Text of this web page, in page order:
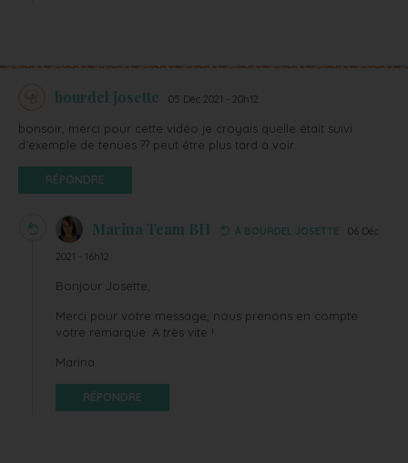
bourdel josette 05 Déc 2021 - 20h12
bonsoir, merci pour cette vidéo je croyais quelle était suivi
d’exemple de tenues ?? peut être plus tard à voir.
RÉPONDRE
Marina Team BH À BOURDEL JOSETTE
06 Déc
2021 - 16h12
Bonjour Josette,
Merci pour votre message, nous prenons en compte
votre remarque. A très vite !
Marina
RÉPONDRE